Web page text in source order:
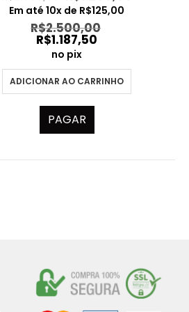
preço
original
era:
R$2.500,00.
Em até10x de R$125,00
R$2.500,00
R$1.187,50
no pix
ADICIONAR AO CARRINHO
PAGAR